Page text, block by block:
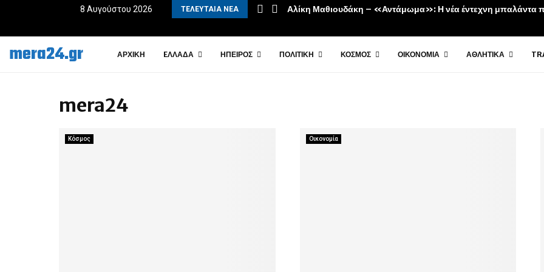
8 Αυγούστου 2026 ΤΕΛΕΥΤΑΊΑ ΝΈΑ
Η νέα έντεχνη μπαλάντα που συγκινεί | MusicPress VM-XT10 TRV: H πιο ευέλικτη λύση για τη συγκοµιδή ελιών
mera24.gr ΑΡΧΙΚΉ EΛΛΆΔΑ ΉΠΕΙΡΟΣ ΠΟΛΙΤΙΚΉ ΚΌΣΜΟΣ ΟΙΚΟΝΟΜΊΑ ΑΘΛΗΤΙΚΆ
mera24
Κόσμος Οικονομία